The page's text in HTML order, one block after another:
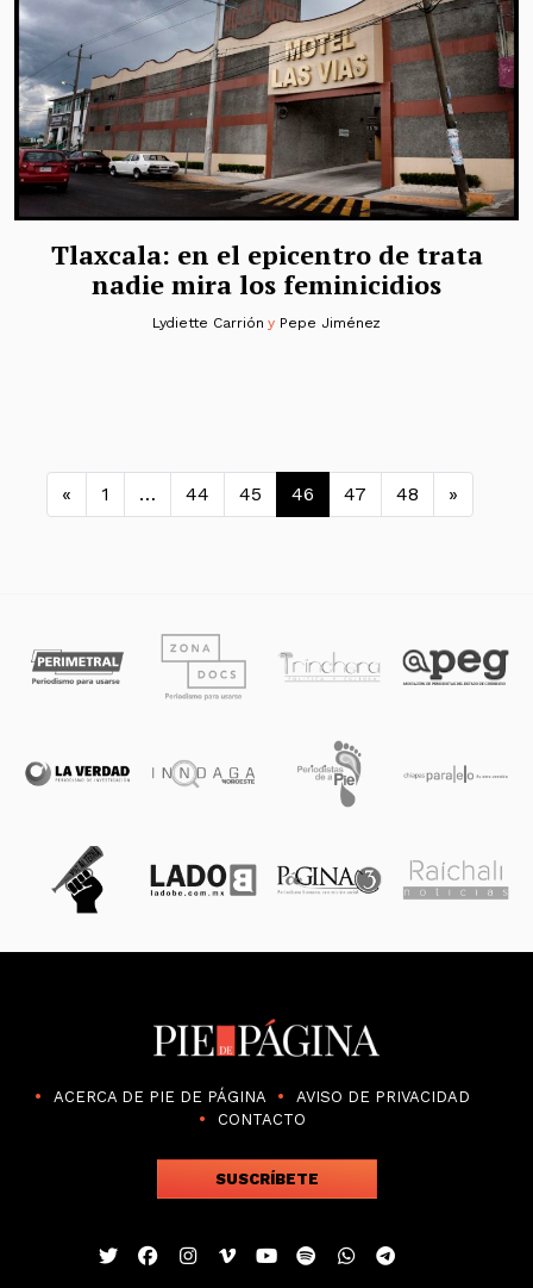
Tlaxcala: en el epicentro de trata
nadie mira los feminicidios
Lydiette Carrión y Pepe Jiménez
Navegación de entradas
« 1 … 44 45 46 47 48 »
ACERCA DE PIE DE PÁGINA
AVISO DE PRIVACIDAD
CONTACTO
SUSCRÍBETE